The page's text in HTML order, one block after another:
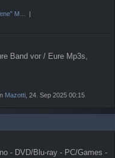
M…
Band vor / Eure Mp3s,
Mazotti , 24. Sep 2025 00:15
- DVD/Blu-ray - PC/Games -